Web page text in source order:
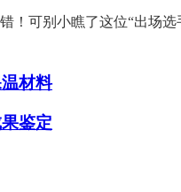
别小瞧了这位“出场选
材料
鉴定